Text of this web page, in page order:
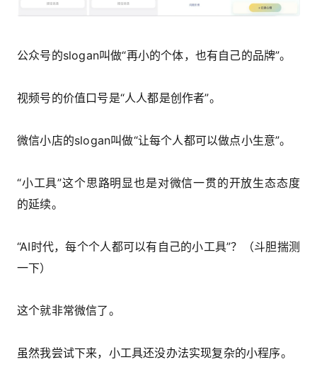
公众号的slogan叫做“再小的个体，也有自己的品牌”。
视频号的价值口号是“人人都是创作者”。
微信小店的slogan叫做“让每个人都可以做点小生意”。
“小工具”这个思路明显也是对微信一贯的开放生态态度
的延续。
“AI时代，每个个人都可以有自己的小工具”？（斗胆揣测
一下）
这个就非常微信了。
虽然我尝试下来，小工具还没办法实现复杂的小程序。